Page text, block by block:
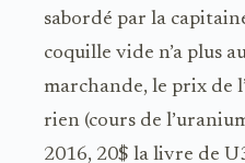
sabordé par la
coquille vide n’a plus
marchande, le prix de
rien (cours de
2016, 20$ la livre de